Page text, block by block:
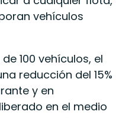
vehículos
100 vehículos, el
reducción del 15%
y en
liberado en el medio